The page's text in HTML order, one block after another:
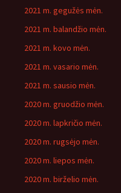
2021 m. gegužės mėn.
2021 m. balandžio mėn.
2021 m. kovo mėn.
2021 m. vasario mėn.
2021 m. sausio mėn.
2020 m. gruodžio mėn.
2020 m. lapkričio mėn.
2020 m. rugsėjo mėn.
2020 m. liepos mėn.
2020 m. birželio mėn.